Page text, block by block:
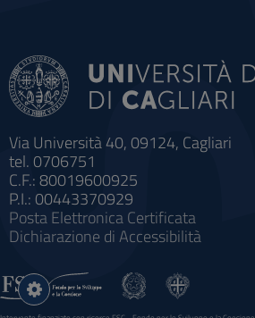
Via Università 40, 09124, Cagliari
tel. 0706751
C.F.: 80019600925
P.I.: 00443370929
Posta Elettronica Certificata
Dichiarazione di Accessibilità
Impostazioni
cookie